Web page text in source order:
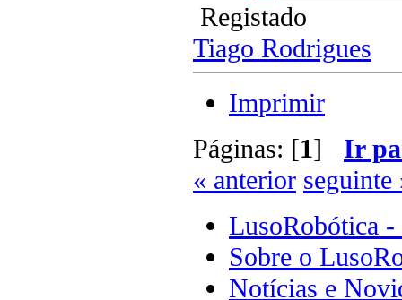
Registado
Tiago Rodrigues
Imprimir
Páginas: [1] Ir
« anterior seguinte
LusoRobótica -
Sobre o
Notícias e